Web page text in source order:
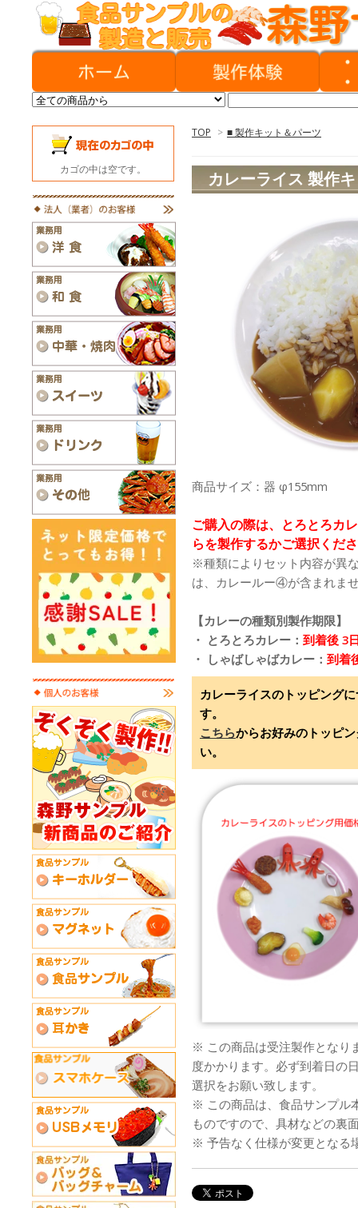
TOP > ■ 製作キット＆パーツ
カレーライス 製作
商品サイズ：器 φ155mm
ご購入の際は、とろとろカ
らを製作するかご選択くだ
※種類によりセット内容が異
は、カレールー④が含まれま
【カレーの種類別製作期限】
・ とろとろカレー： 到着後 3
・ しゃばしゃばカレー： 到着
カレーライスのトッピング
す。
こちらからお好みのトッピ
い。
※ この商品は受注製作となり
度かかります。必ず到着日の
選択をお願い致します。
※ この商品は、食品サンプル
ものですので、具材などの裏
※ 予告なく仕様が変更となる
カゴの中は空です。